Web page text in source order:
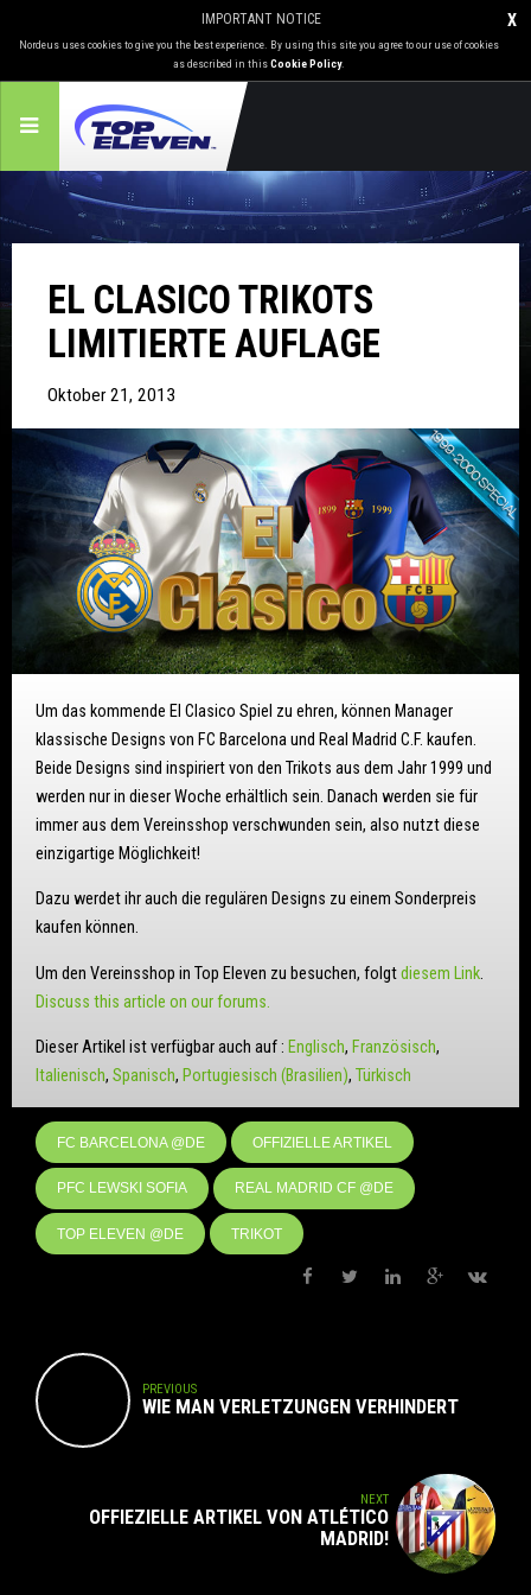
X
IMPORTANT NOTICE
Nordeus uses cookies to give you the best experience. By using this site you agree to our use of cookies
as described in thisCookie Policy.
EL CLASICO TRIKOTS
LIMITIERTE AUFLAGE
Oktober 21, 2013
Um das kommende El Clasico Spiel zu ehren, können Manager
klassische Designs von FC Barcelona und Real Madrid C.F. kaufen.
Beide Designs sind inspiriert von den Trikots aus dem Jahr 1999 und
werden nur in dieser Woche erhältlich sein. Danach werden sie für
immer aus dem Vereinsshop verschwunden sein, also nutzt diese
einzigartige Möglichkeit!
Dazu werdet ihr auch die regulären Designs zu einem Sonderpreis
kaufen können.
Um den Vereinsshop in Top Eleven zu besuchen, folgtdiesem Link.
Discuss this article on our forums.
Dieser Artikel ist verfügbar auch auf : Englisch Französisch
Italienisch Spanisch Portugiesisch (Brasilien) Türkisch
FC BARCELONA @DE OFFIZIELLE ARTIKEL
PFC LEWSKI SOFIA REAL MADRID CF @DE
TOP ELEVEN @DE TRIKOT
PREVIOUS
WIE MAN VERLETZUNGEN VERHINDERT
NEXT
OFFIEZIELLE ARTIKEL VON ATLÉTICO
MADRID!